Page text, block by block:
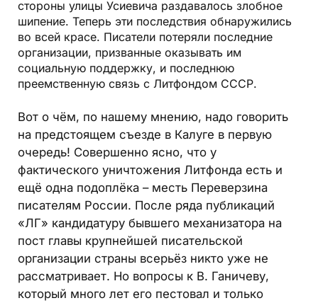
стороны улицы Усиевича раздавалось злобное
шипение. Теперь эти последствия обнаружились
во всей красе. Писатели потеряли последние
организации, призванные оказывать им
социальную поддержку, и последнюю
преемственную связь с Литфондом СССР.
Вот о чём, по нашему мнению, надо говорить
на предстоящем съезде в Калуге в первую
очередь! Совершенно ясно, что у
фактического уничтожения Литфонда есть и
ещё одна подоплёка – месть Переверзина
писателям России. После ряда публикаций
«ЛГ» кандидатуру бывшего механизатора на
пост главы крупнейшей писательской
организации страны всерьёз никто уже не
рассматривает. Но вопросы к В. Ганичеву,
который много лет его пестовал и только